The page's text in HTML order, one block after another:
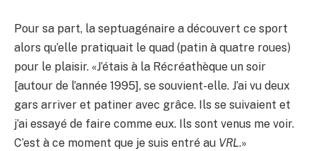
Pour sa part, la septuagénaire a découvert ce sport
alors qu’elle pratiquait le quad (patin à quatre roues)
pour le plaisir. «J’étais à la Récréathèque un soir
[autour de l’année 1995], se souvient-elle. J’ai vu deux
gars arriver et patiner avec grâce. Ils se suivaient et
j’ai essayé de faire comme eux. Ils sont venus me voir.
C’est à ce moment que je suis entré au VRL.»